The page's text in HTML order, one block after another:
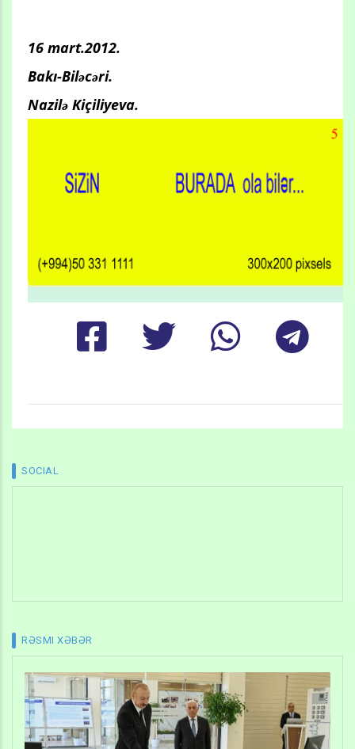
16 mart.2012.
Bakı-Biləcəri.
Nazilə Kiçiliyeva.
SOCIAL
RƏSMI XƏBƏR